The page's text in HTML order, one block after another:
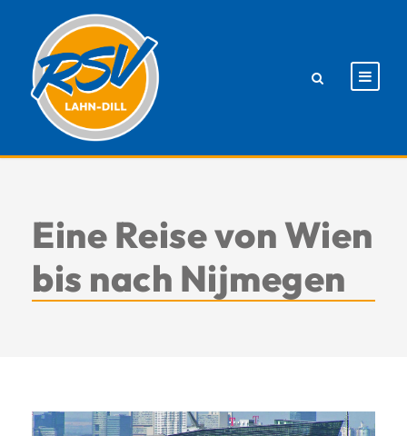
Eine Reise von Wien
bis nach Nijmegen